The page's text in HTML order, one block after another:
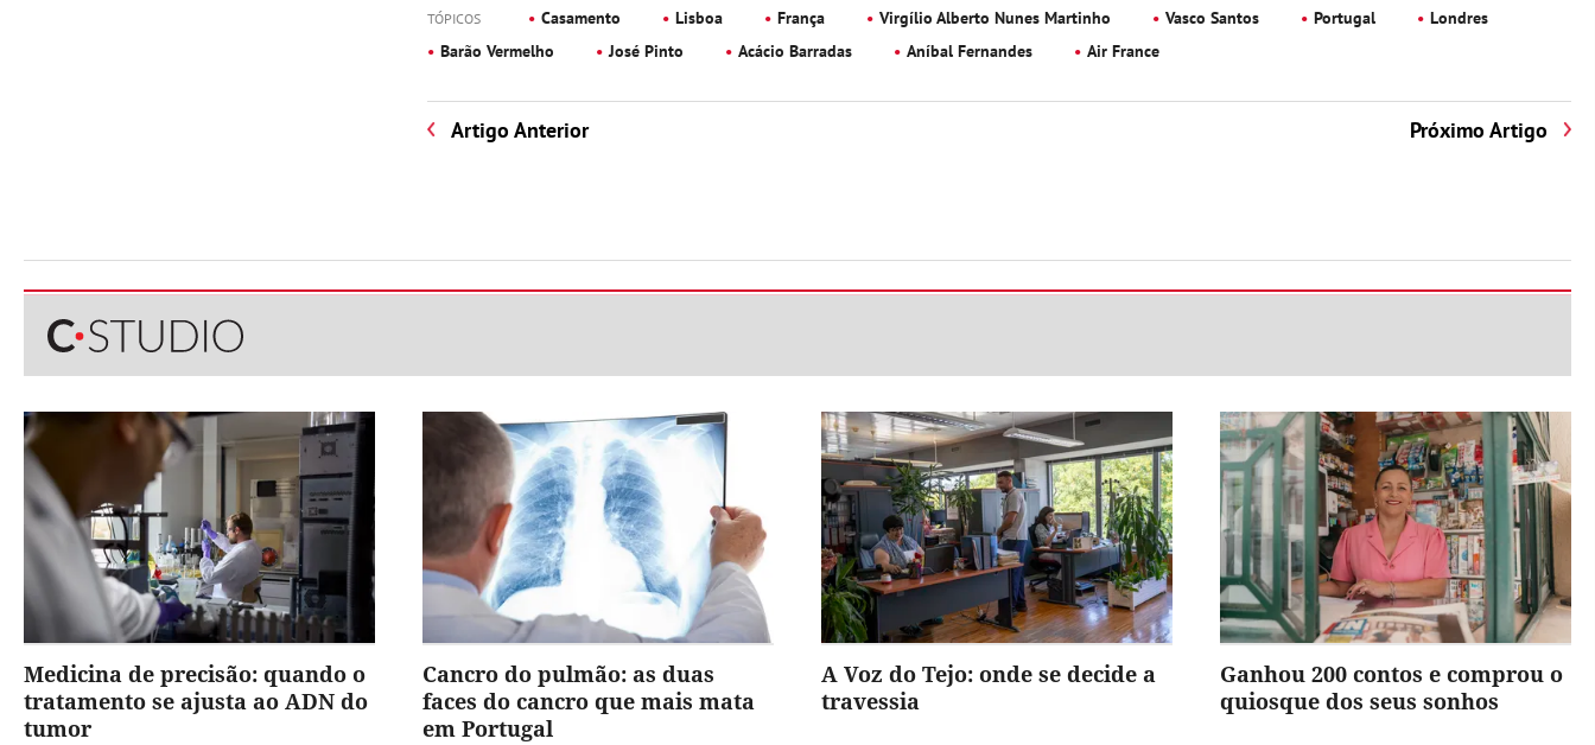
TÓPICOS Casamento Lisboa França Virgílio Alberto Nunes Martinho Vasco Santos Portugal
Londres
Barão Vermelho
José Pinto Acácio Barradas Aníbal Fernandes Air France
Artigo Anterior Próximo Artigo
Medicina de precisão: quando o
tratamento se ajusta ao ADN do
tumor
Cancro do pulmão: as duas
faces do cancro que mais mata
em Portugal
A Voz do Tejo: onde se decide a
travessia
Ganhou 200 contos e comprou o
quiosque dos seus sonhos